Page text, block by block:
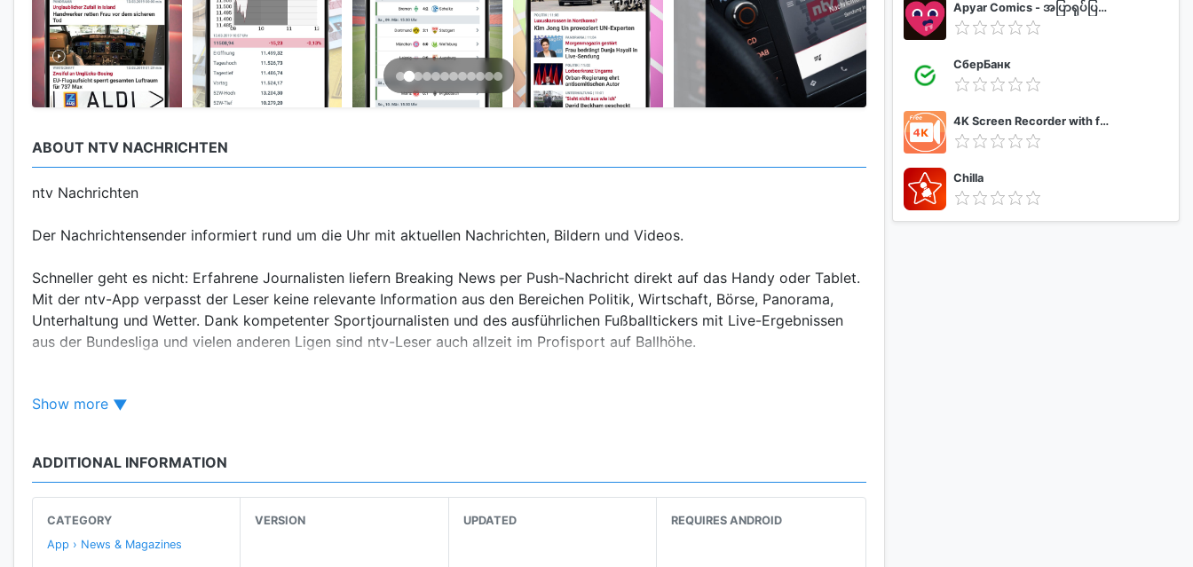
ABOUT NTV NACHRICHTEN
ntv Nachrichten
Der Nachrichtensender informiert rund um die Uhr mit aktuellen Nachrichten, Bildern und Videos.
Schneller geht es nicht: Erfahrene Journalisten liefern Breaking News per Push-Nachricht direkt auf das Handy oder Tablet.
Mit der ntv-App verpasst der Leser keine relevante Information aus den Bereichen Politik, Wirtschaft, Börse, Panorama,
Unterhaltung und Wetter. Dank kompetenter Sportjournalisten und des ausführlichen Fußballtickers mit Live-Ergebnissen
aus der Bundesliga und vielen anderen Ligen sind ntv-Leser auch allzeit im Profisport auf Ballhöhe.
Aktienkurse, Fonds, Rohstoffe und Devisenkurse sowie Optionsscheine und Zertifikate.
✔ Rund um die Uhr aktuell
✔ Optional werbefrei
✔ Fußballticker mit Livedaten
Show more
ADDITIONAL INFORMATION
CATEGORY
App › News & Magazines
VERSION UPDATED REQUIRES ANDROID
Apyar Comics - အပြာရုပ်ပြစာအုပ်များ
СберБанк
4K Screen Recorder with facecam and 1080p 120fps
Chilla